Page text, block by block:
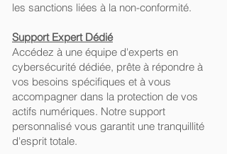
les sanctions liées à la non-conformité.
Support Expert Dédié
Accédez à une équipe d'experts en
cybersécurité dédiée, prête à répondre à
vos besoins spécifiques et à vous
accompagner dans la protection de vos
actifs numériques. Notre support
personnalisé vous garantit une tranquillité
d'esprit totale.